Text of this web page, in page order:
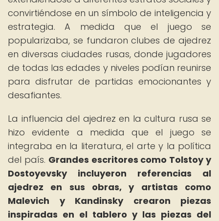
convirtiéndose en un símbolo de inteligencia y
estrategia. A medida que el juego se
popularizaba, se fundaron clubes de ajedrez
en diversas ciudades rusas, donde jugadores
de todas las edades y niveles podían reunirse
para disfrutar de partidas emocionantes y
desafiantes.
La influencia del ajedrez en la cultura rusa se
hizo evidente a medida que el juego se
integraba en la literatura, el arte y la política
del país. Grandes escritores como Tolstoy y
Dostoyevsky incluyeron referencias al
ajedrez en sus obras, y artistas como
Malevich y Kandinsky crearon piezas
inspiradas en el tablero y las piezas del